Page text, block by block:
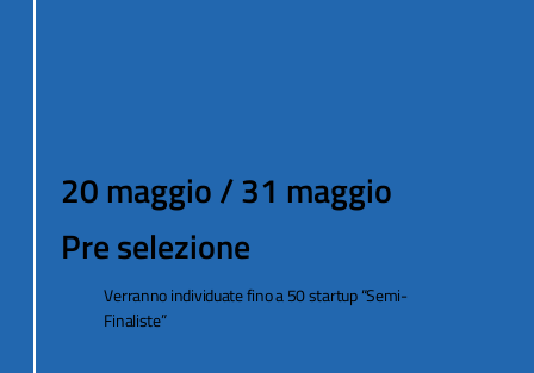
20 maggio / 31 maggio
Pre selezione
Verranno individuate fino a 50 startup “Semi-
Finaliste”